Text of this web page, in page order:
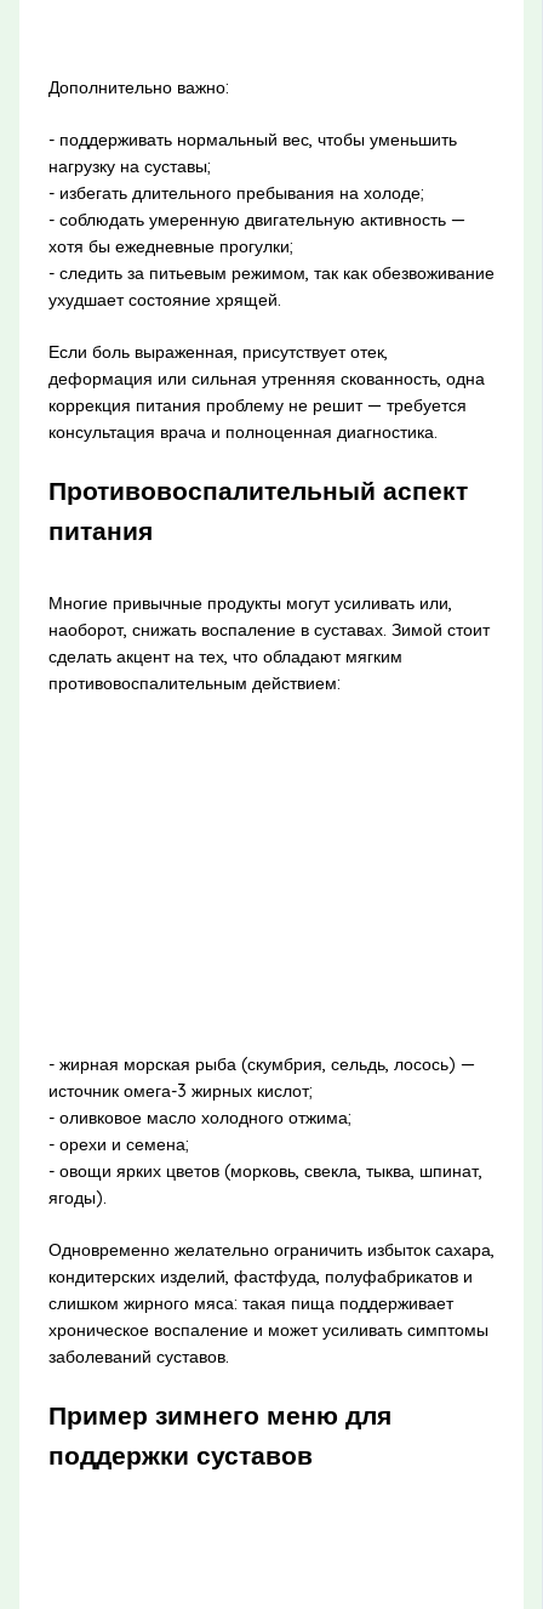
Дополнительно важно:
- поддерживать нормальный вес, чтобы уменьшить
нагрузку на суставы;
- избегать длительного пребывания на холоде;
- соблюдать умеренную двигательную активность —
хотя бы ежедневные прогулки;
- следить за питьевым режимом, так как обезвоживание
ухудшает состояние хрящей.
Если боль выраженная, присутствует отек,
деформация или сильная утренняя скованность, одна
коррекция питания проблему не решит — требуется
консультация врача и полноценная диагностика.
Противовоспалительный аспект
питания
Многие привычные продукты могут усиливать или,
наоборот, снижать воспаление в суставах. Зимой стоит
сделать акцент на тех, что обладают мягким
противовоспалительным действием:
- жирная морская рыба (скумбрия, сельдь, лосось) —
источник омега-3 жирных кислот;
- оливковое масло холодного отжима;
- орехи и семена;
- овощи ярких цветов (морковь, свекла, тыква, шпинат,
ягоды).
Одновременно желательно ограничить избыток сахара,
кондитерских изделий, фастфуда, полуфабрикатов и
слишком жирного мяса: такая пища поддерживает
хроническое воспаление и может усиливать симптомы
заболеваний суставов.
Пример зимнего меню для
поддержки суставов